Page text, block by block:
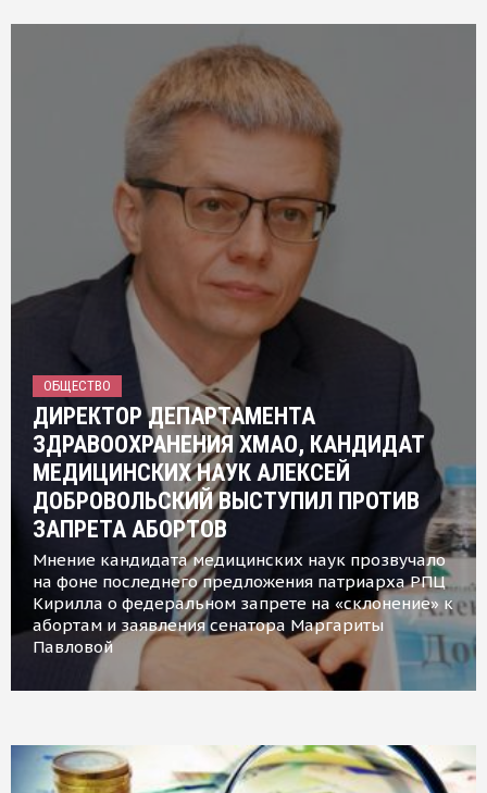
ОБЩЕСТВО
ДИРЕКТОР ДЕПАРТАМЕНТА
ЗДРАВООХРАНЕНИЯ ХМАО, КАНДИДАТ
МЕДИЦИНСКИХ НАУК АЛЕКСЕЙ
ДОБРОВОЛЬСКИЙ ВЫСТУПИЛ ПРОТИВ
ЗАПРЕТА АБОРТОВ
Мнение кандидата медицинских наук прозвучало
на фоне последнего предложения патриарха РПЦ
Кирилла о федеральном запрете на «склонение» к
абортам и заявления сенатора Маргариты
Павловой